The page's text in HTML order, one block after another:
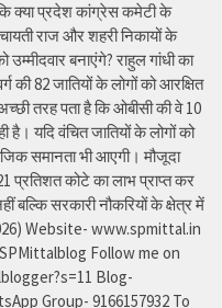
कि क्या प्रदेश कांग्रेस कमेटी के
राज और शहरी निकायों के
बनाएंगे? राहुल गांधी का
की 82 जातियों के लोगों को आरक्षित
तरह पता है कि ओबीसी की वे 10
है। यदि वंचित जातियों के लोगों को
समानता भी आएगी। मौजूदा
प्रतिशत कोटे का लाभ प्राप्त कर
बल्कि सरकारी नौकरियों के क्षेत्र में
Website- www.spmittal.in
Follow me on
Blog-
Group- 9166157932 To